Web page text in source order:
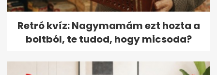
Retró kvíz: Nagymamám ezt hozta a
boltból, te tudod, hogy micsoda?